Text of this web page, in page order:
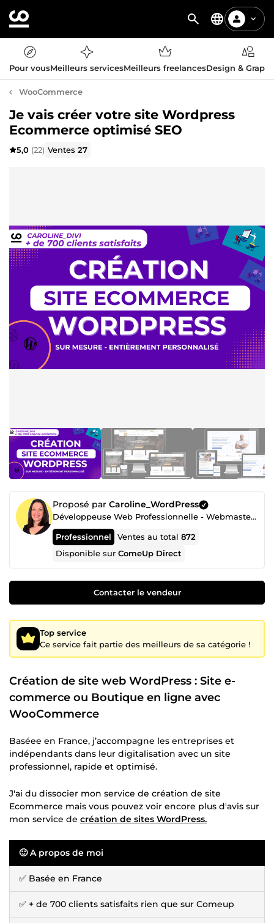
Pour vousMeilleurs servicesMeilleurs freelancesDesign &
WooCommerce
Je vais créer votre site Wordpress
Ecommerce optimisé SEO
5,0 (22) Ventes27
Proposé par Caroline_WordPress
Développeuse Web Professionnelle - Webmaster expérimentée SEO
Professionnel Ventes au total872
Disponible surComeUp Direct
Contacter le vendeur
Top service
Ce service fait partie des meilleurs de sa catégorie !
Création de site web WordPress : Site e-
commerce ou Boutique en ligne avec
WooCommerce
Baséee en France, j’accompagne les entreprises et
indépendants dans leur digitalisation avec un site
professionnel, rapide et optimisé.
J'ai du dissocier mon service de création de site
Ecommerce mais vous pouvez voir encore plus d'avis sur
mon service de création de sites WordPress.
🙂 A propos de moi
✅ Basée en France
✅ + de 700 clients satisfaits rien que sur Comeup